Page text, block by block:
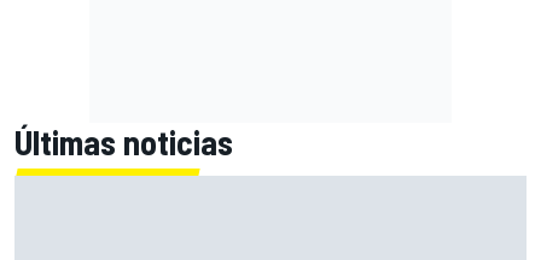
Últimas noticias